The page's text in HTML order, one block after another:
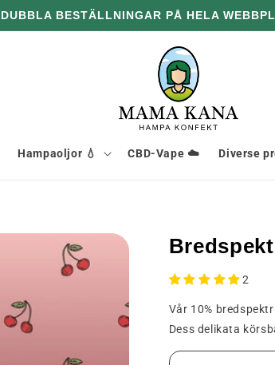
DUBBLA BESTÄLLNINGAR PÅ HELA
Hampaoljor 💧 CBD-Vape ☁️ Diverse
2
Vår 10%
Dess delikata